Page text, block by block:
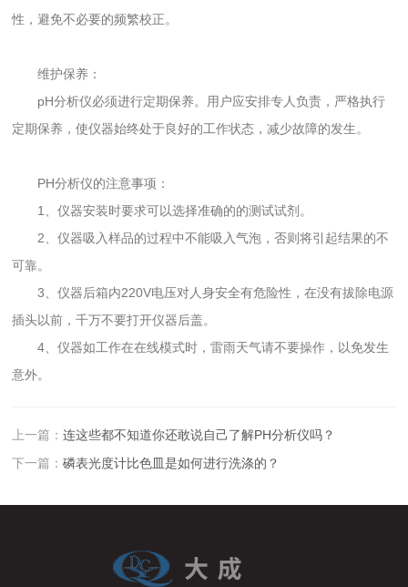
性，避免不必要的频繁校正。
维护保养：
pH分析仪必须进行定期保养。用户应安排专人负责，严格执行
定期保养，使仪器始终处于良好的工作状态，减少故障的发生。
PH分析仪的注意事项：
1、仪器安装时要求可以选择准确的的测试试剂。
2、仪器吸入样品的过程中不能吸入气泡，否则将引起结果的不
可靠。
3、仪器后箱内220V电压对人身安全有危险性，在没有拔除电源
插头以前，千万不要打开仪器后盖。
4、仪器如工作在在线模式时，雷雨天气请不要操作，以免发生
意外。
上一篇：连这些都不知道你还敢说自己了解PH分析仪吗？
下一篇：磷表光度计比色皿是如何进行洗涤的？